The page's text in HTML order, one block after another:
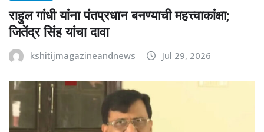
राहुल गांधी यांना पंतप्रधान बनण्याची महत्त्वाकांक्षा;
जितेंद्र सिंह यांचा दावा
kshitijmagazineandnews Jul 29, 2026